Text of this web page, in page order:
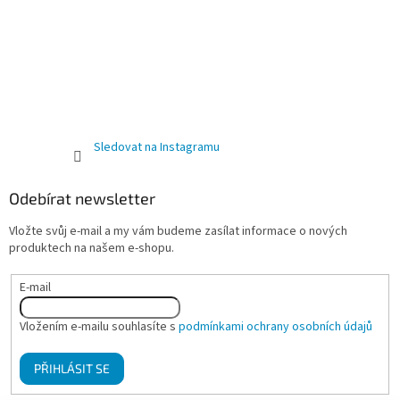
Sledovat na Instagramu
Odebírat newsletter
Vložte svůj e-mail a my vám budeme zasílat informace o nových
produktech na našem e-shopu.
E-mail
Vložením e-mailu souhlasíte s podmínkami ochrany osobních údajů
PŘIHLÁSIT SE